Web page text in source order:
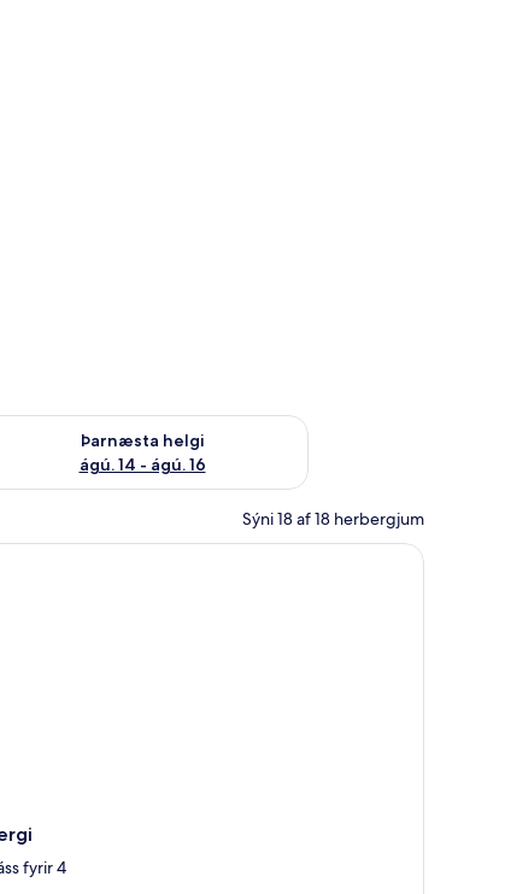
Þarnæsta helgi
ágú. 14 - ágú. 16
framboð þarnæstu helgi ágú. 14 - ágú. 16
Sýni 18 af 18 herbergjum
fyrir 4